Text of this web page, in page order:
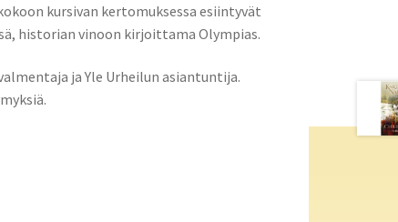
kursivan kertomuksessa esiintyvät
historian vinoon kirjoittama Olympias.
ja Yle Urheilun asiantuntija.